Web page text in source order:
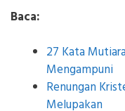
Baca:
27 Kata
Mengampuni
Renungan
Melupakan